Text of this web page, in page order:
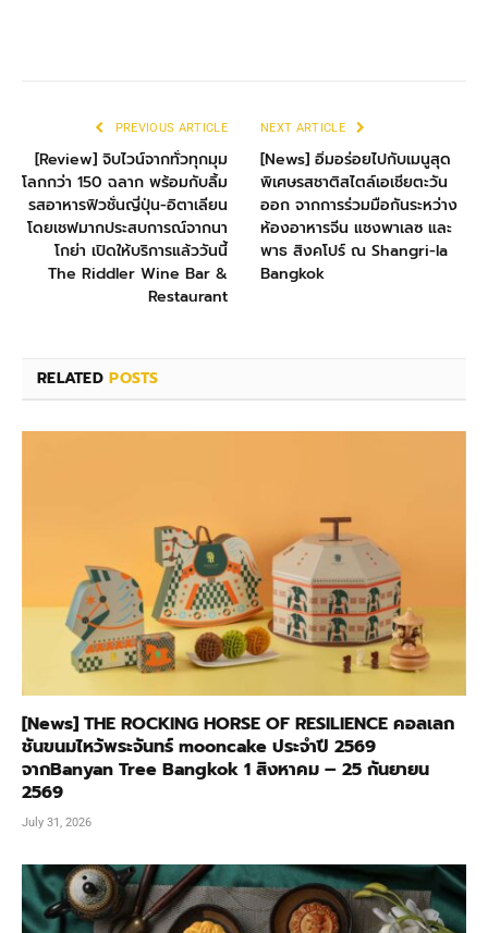
PREVIOUS ARTICLE
[Review] จิบไวน์จากทั่วทุกมุม
โลกกว่า 150 ฉลาก พร้อมกับลิ้ม
รสอาหารฟิวชั่นญี่ปุ่น-อิตาเลียน
โดยเชฟมากประสบการณ์จากนา
โกย่า เปิดให้บริการแล้ววันนี้
The Riddler Wine Bar &
Restaurant
NEXT ARTICLE
[News] อิ่มอร่อยไปกับเมนูสุด
พิเศษรสชาติสไตล์เอเชียตะวัน
ออก จากการร่วมมือกันระหว่าง
ห้องอาหารจีน แชงพาเลซ และ
พาธ สิงคโปร์ ณ Shangri-la
Bangkok
RELATEDPOSTS
[News] THE ROCKING HORSE OF RESILIENCE คอลเลก
ชันขนมไหว้พระจันทร์ mooncake ประจำปี 2569
จากBanyan Tree Bangkok 1 สิงหาคม – 25 กันยายน
2569
July 31, 2026